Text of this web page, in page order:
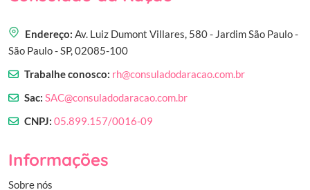
Endereço: Av. Luiz Dumont Villares, 580 - Jardim São Paulo -
São Paulo - SP, 02085-100
Trabalhe conosco: rh@consuladodaracao.com.br
Sac: SAC@consuladodaracao.com.br
CNPJ: 05.899.157/0016-09
Informações
Sobre nós